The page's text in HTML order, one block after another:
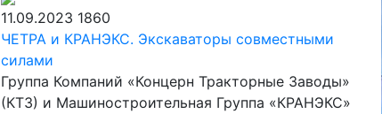
11.09.2023 1860
ЧЕТРА и КРАНЭКС. Экскаваторы совместными
силами
Группа Компаний «Концерн Тракторные Заводы»
(КТЗ) и Машиностроительная Группа «КРАНЭКС»